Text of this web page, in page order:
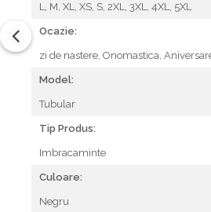
L, M, XL, XS, S, 2XL, 3XL, 4XL, 5XL
Ocazie:
zi de nastere, Onomastica,
Model:
Tubular
Tip Produs:
Imbracaminte
Culoare:
Negru